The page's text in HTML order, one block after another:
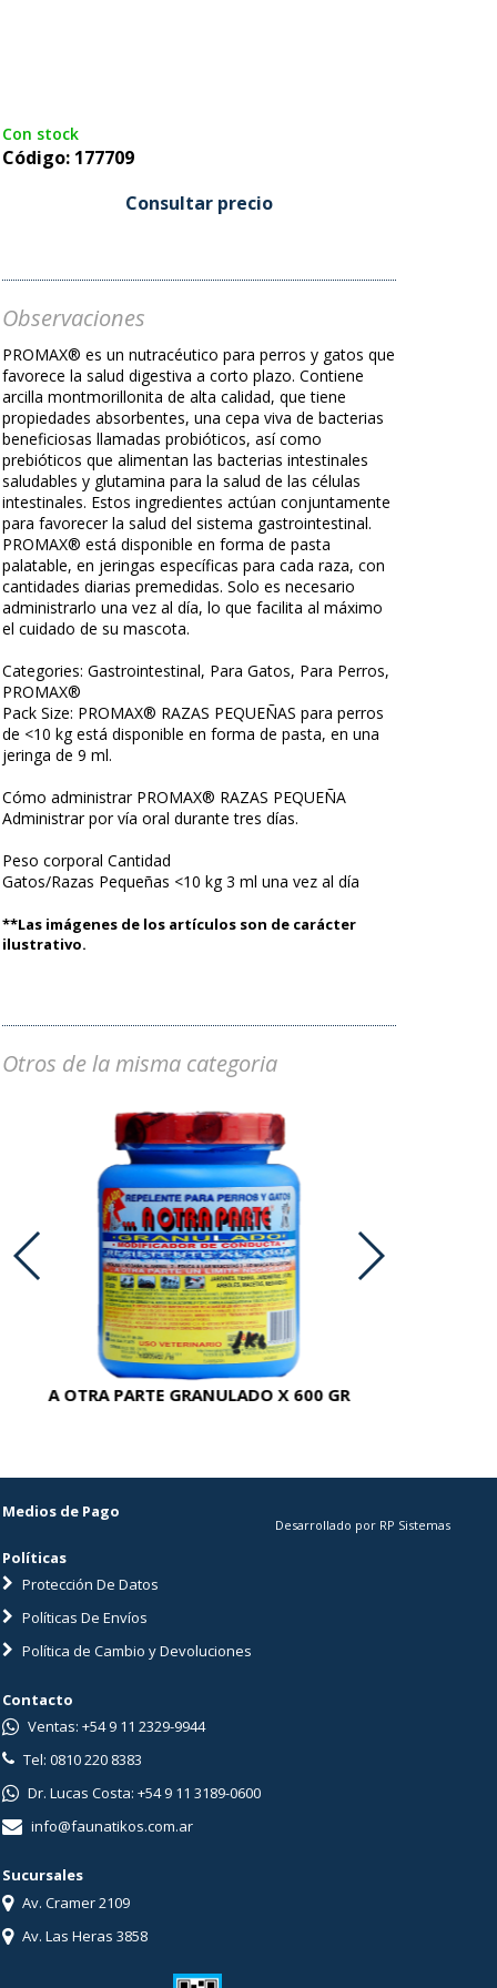
Con stock
Código: 177709
Consultar precio
Observaciones
PROMAX® es un nutracéutico para perros y gatos que
favorece la salud digestiva a corto plazo. Contiene
arcilla montmorillonita de alta calidad, que tiene
propiedades absorbentes, una cepa viva de bacterias
beneficiosas llamadas probióticos, así como
prebióticos que alimentan las bacterias intestinales
saludables y glutamina para la salud de las células
intestinales. Estos ingredientes actúan conjuntamente
para favorecer la salud del sistema gastrointestinal.
PROMAX® está disponible en forma de pasta
palatable, en jeringas específicas para cada raza, con
cantidades diarias premedidas. Solo es necesario
administrarlo una vez al día, lo que facilita al máximo
el cuidado de su mascota.
Categories: Gastrointestinal, Para Gatos, Para Perros,
PROMAX®
Pack Size: PROMAX® RAZAS PEQUEÑAS para perros
de <10 kg está disponible en forma de pasta, en una
jeringa de 9 ml.
Cómo administrar PROMAX® RAZAS PEQUEÑA
Administrar por vía oral durante tres días.
Peso corporal Cantidad
Gatos/Razas Pequeñas <10 kg 3 ml una vez al día
**Las imágenes de los artículos son de carácter
ilustrativo.
Otros de la misma categoria
A OTRA PARTE GRANULADO X 600 GR
Medios de Pago
Políticas
Protección De Datos
Políticas De Envíos
Política de Cambio y Devoluciones
Desarrollado por RP Sistemas
Contacto
Ventas: +54 9 11 2329-9944
Tel: 0810 220 8383
Dr. Lucas Costa: +54 9 11 3189-0600
info@faunatikos.com.ar
Sucursales
Av. Cramer 2109
Av. Las Heras 3858